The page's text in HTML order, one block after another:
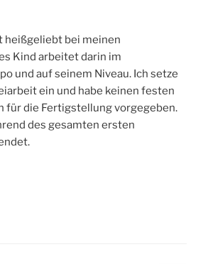
heißgeliebt bei meinen
Kind arbeitet darin im
und auf seinem Niveau. Ich setze
ein und habe keinen festen
für die Fertigstellung vorgegeben.
des gesamten ersten